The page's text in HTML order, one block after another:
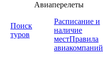
Поиск
туров
Авиаперелеты
Расписание и
наличие
местПравила
авиакомпаний